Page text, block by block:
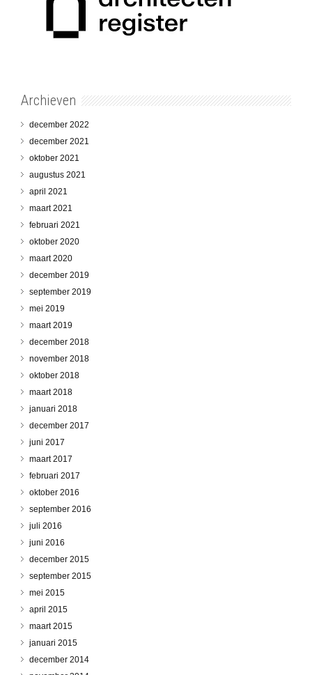
Archieven
december 2022
december 2021
oktober 2021
augustus 2021
april 2021
maart 2021
februari 2021
oktober 2020
maart 2020
december 2019
september 2019
mei 2019
maart 2019
december 2018
november 2018
oktober 2018
maart 2018
januari 2018
december 2017
juni 2017
maart 2017
februari 2017
oktober 2016
september 2016
juli 2016
juni 2016
december 2015
september 2015
mei 2015
april 2015
maart 2015
januari 2015
december 2014